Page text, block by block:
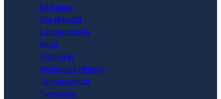
Ratkaisut
Ota yhteyttä
Laboratorioille
Blogi
Työpaikat
Näytteiden lähetys
Toimitusehdot
Tietosuoja